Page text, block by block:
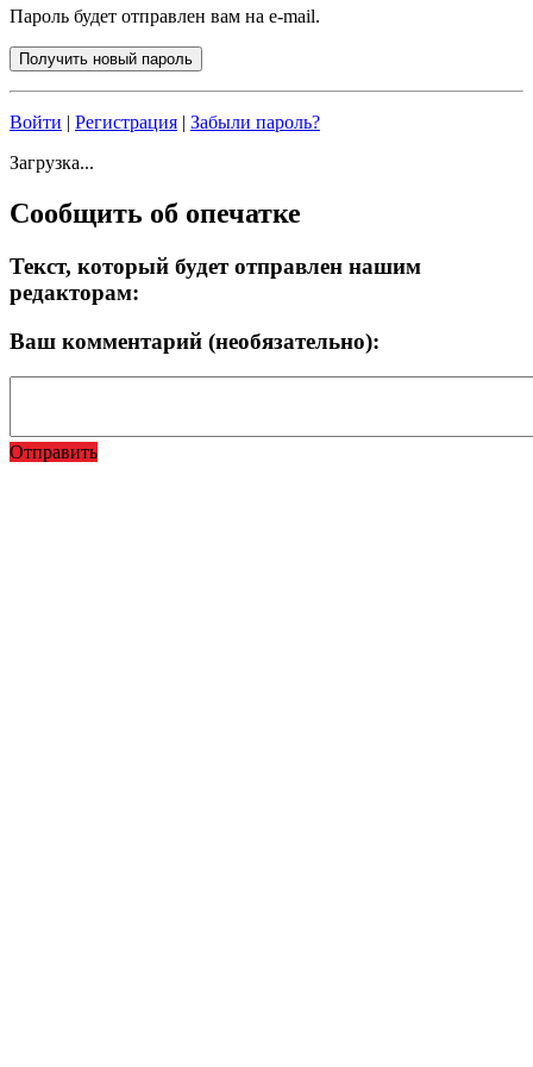
Пароль будет отправлен вам на e-mail.
Войти | Регистрация | Забыли пароль?
Загрузка...
Сообщить об опечатке
Текст, который будет отправлен нашим
редакторам:
Ваш комментарий (необязательно):
Отправить